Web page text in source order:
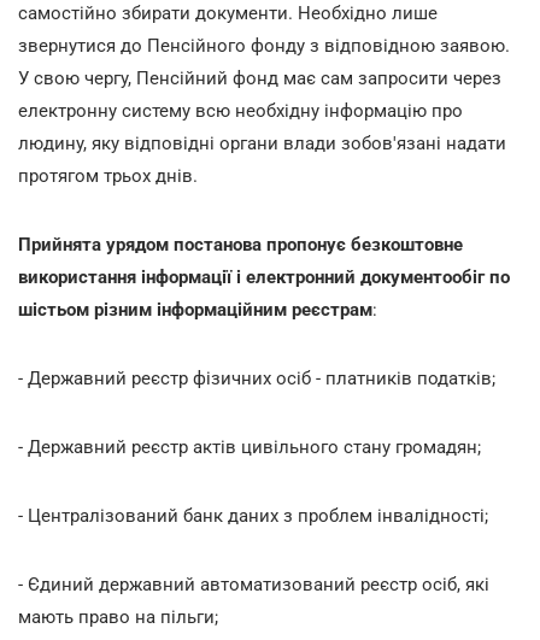
самостійно збирати документи. Необхідно лише
звернутися до Пенсійного фонду з відповідною заявою.
У свою чергу, Пенсійний фонд має сам запросити через
електронну систему всю необхідну інформацію про
людину, яку відповідні органи влади зобов'язані надати
протягом трьох днів.
Прийнята урядом постанова пропонує безкоштовне
використання інформації і електронний документообіг по
шістьом різним інформаційним реєстрам:
- Державний реєстр фізичних осіб - платників податків;
- Державний реєстр актів цивільного стану громадян;
- Централізований банк даних з проблем інвалідності;
- Єдиний державний автоматизований реєстр осіб, які
мають право на пільги;